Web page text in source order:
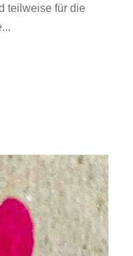
teilweise für die